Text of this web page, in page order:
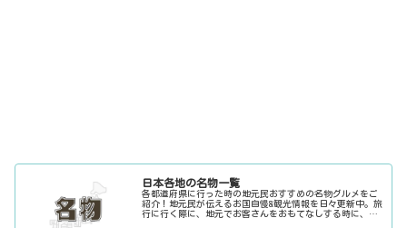
日本各地の名物一覧
各都道府県に行った時の地元民おすすめの名物グルメをご
紹介！地元民が伝えるお国自慢&観光情報を日々更新中。旅
行に行く際に、地元でお客さんをおもてなしする時に、ち